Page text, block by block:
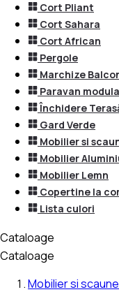
Cort Pliant
Cort Sahara
Cort African
Pergole
Marchize
Paravan
Închidere
Gard Verde
Mobilier si
Mobilier
Mobilier Lemn
Copertine la
Lista culori
Cataloage
Cataloage
Mobilier si